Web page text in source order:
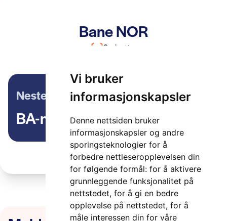
Vi bruker
informasjonskapsler
Denne nettsiden bruker
informasjonskapsler og andre
sporingsteknologier for å
forbedre nettleseropplevelsen din
for følgende formål: for å aktivere
grunnleggende funksjonalitet på
nettstedet, for å gi en bedre
opplevelse på nettstedet, for å
måle interessen din for våre
Bane NOR
2 minutter
Neste artikkel
BA-nettverket